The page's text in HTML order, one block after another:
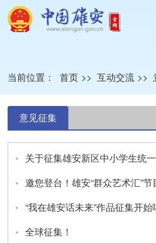
当前位置： 首页 >> 互动交流 >>
意见征集
关于征集雄安新区中小学生统
邀您登台！雄安“群众艺术汇”
“我在雄安话未来”作品征集开始
全球征集！